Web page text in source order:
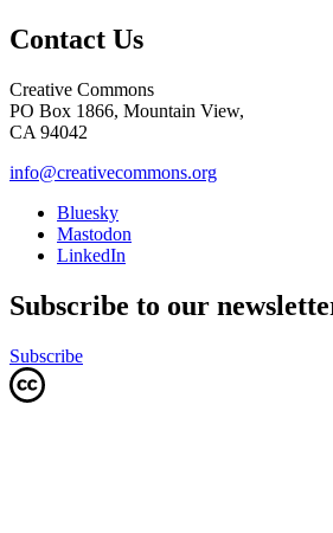
Contact Us
Creative Commons
PO Box 1866, Mountain View,
CA 94042
info@creativecommons.org
Bluesky
Mastodon
LinkedIn
Subscribe to our
Subscribe